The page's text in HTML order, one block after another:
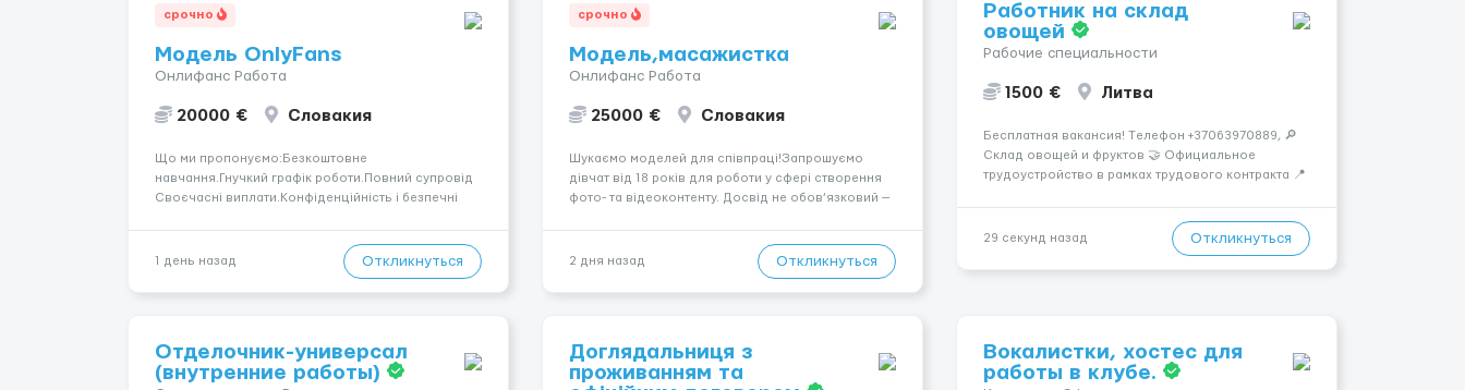
срочно
Модель OnlyFans
Онлифанс Работа
20000 € Словакия
Що ми пропонуємо:Безкоштовне
навчання.Гнучкий графік роботи.Повний супровід
Своєчасні виплати.Конфіденційність і безпечні
розвиватися.Досвід не обов’язковий.Якщо вас
зацікавила вакансія — залишайте відгук, і ми
зв’яжемося ...
1 день назад Откликнуться
срочно
Модель,масажистка
Онлифанс Работа
25000 € Словакия
Шукаємо моделей для співпраці!Запрошуємо
дівчат від 18 років для роботи у сфері створення
фото- та відеоконтенту. Досвід не обов’язковий —
конфіденційність і професійну підтримку.
Працюємо офіційно, поважаємо особ...
2 дня назад Откликнуться
Работник на склад
овощей
Рабочие специальности
1500 € Литва
Бесплатная вакансия! Tелефон +37063970889, 🔎
Склад овощей и фруктов 🤝 Официальное
трудоустройство в рамках трудового контракта 📍
возраст 18-45 лет - медкомиссия 30 евро (с ЗП) -
работа в темпе - разговорный русский...
29 секунд назад Откликнуться
Отделочник-универсал
(внутренние работы)
Доглядальниця з
проживанням та
Вокалистки, хостес для
работы в клубе.